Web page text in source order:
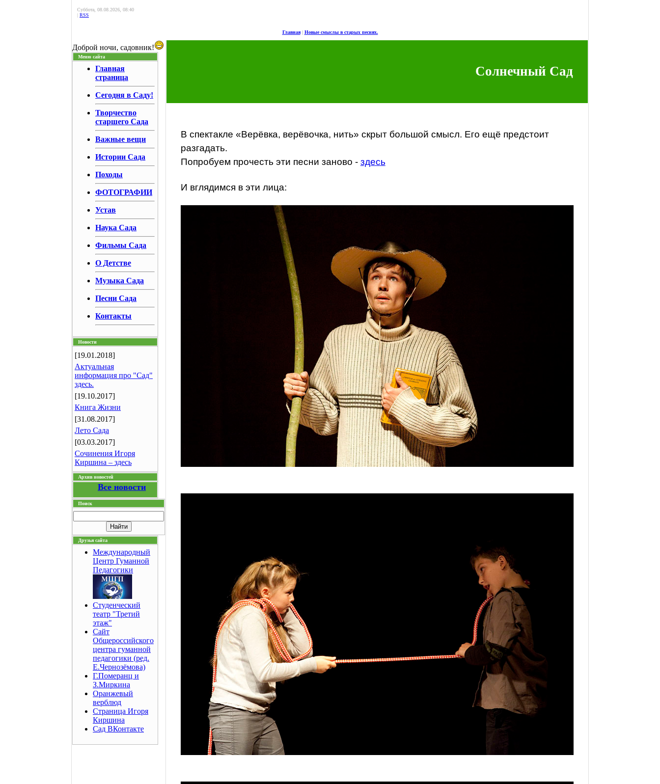
Суббота, 08.08.2026, 08:40
| RSS
Главная| Новые смыслы в старых песнях.
Доброй ночи, садовник!
Меню сайта
Главная
страница
Сегодня в Саду!
Творчество
старшего Сада
Важные вещи
Истории Сада
Походы
ФОТОГРАФИИ
Устав
Наука Сада
Фильмы Сада
О Детстве
Музыка Сада
Песни Сада
Контакты
Новости
[19.01.2018]
Актуальная
информация про "Сад"
здесь.
[19.10.2017]
Книга Жизни
[31.08.2017]
Лето Сада
[03.03.2017]
Сочинения Игоря
Киршина – здесь
Архив новостей
Все новости
Поиск
Друзья сайта
Международный
Центр Гуманной
Педагогики
Студенческий
театр "Третий
этаж"
Сайт
Общероссийского
центра гуманной
педагогики (ред.
Е.Чернозёмова)
Г.Померанц и
З.Миркина
Оранжевый
верблюд
Страница Игоря
Киршина
Сад ВКонтакте
Солнечный Сад
В спектакле «Верёвка, верёвочка, нить» скрыт большой смысл. Его ещё предстоит
разгадать.
Попробуем прочесть эти песни заново - здесь
И вглядимся в эти лица: